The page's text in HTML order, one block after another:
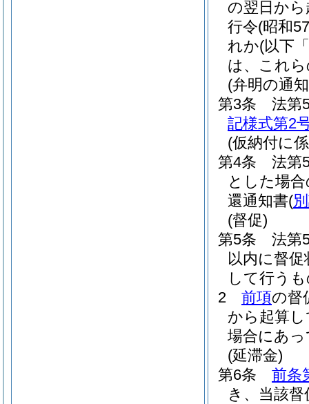
の翌日か
行令(昭和
れか(以下
は、これ
(弁明の通
第3条
法第
記様式第2
(仮納付に
第4条
法第
とした場
還通知書(
(督促)
第5条
法第
以内に督促
して行う
2
前項の督
から起算
場合にあ
(延滞金)
第6条
前条
き、当該